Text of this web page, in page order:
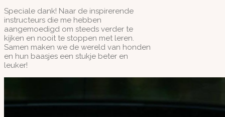
Speciale dank! Naar de inspirerende
instructeurs die me hebben
aangemoedigd om steeds verder te
kijken en nooit te stoppen met leren.
Samen maken we de wereld van honden
en hun baasjes een stukje beter en
leuker!